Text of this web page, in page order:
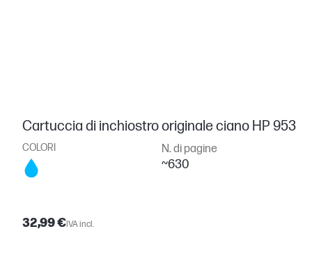
Cartuccia di inchiostro originale ciano HP 953
COLORI N. di pagine
~630
32,99 €IVA incl.